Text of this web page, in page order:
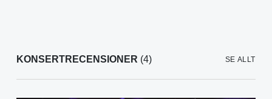
KONSERTRECENSIONER (4) SE ALLT